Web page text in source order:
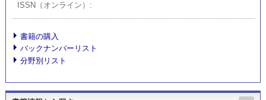
ISSN（オンライン）
書籍の購入
バックナンバーリスト
分野別リスト